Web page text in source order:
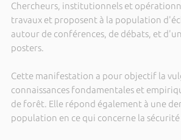
Chercheurs, institutionnels et
travaux et proposent à la population
autour de conférences, de débats, et
posters.
Cette manifestation a pour objectif la
connaissances fondamentales et
de forêt. Elle répond également à une
population en ce qui concerne la